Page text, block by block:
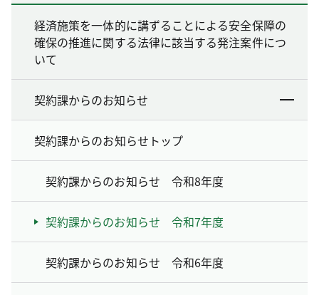
経済施策を一体的に講ずることによる安全保障の
確保の推進に関する法律に該当する発注案件につ
いて
契約課からのお知らせ
契約課からのお知らせトップ
契約課からのお知らせ 令和8年度
契約課からのお知らせ 令和7年度
契約課からのお知らせ 令和6年度